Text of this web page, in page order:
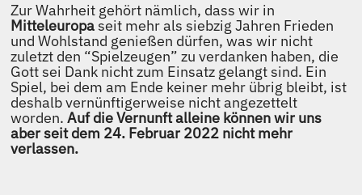
Zur Wahrheit gehört nämlich, dass wir in
Mitteleuropaseit mehr als siebzig Jahren Frieden
und Wohlstand genießen dürfen, was wir nicht
zuletzt den “Spielzeugen” zu verdanken haben, die
Gott sei Dank nicht zum Einsatz gelangt sind. Ein
Spiel, bei dem am Ende keiner mehr übrig bleibt, ist
deshalb vernünftigerweise nicht angezettelt
worden.Auf die Vernunft alleine können wir uns
aber seit dem 24. Februar 2022 nicht mehr
verlassen.